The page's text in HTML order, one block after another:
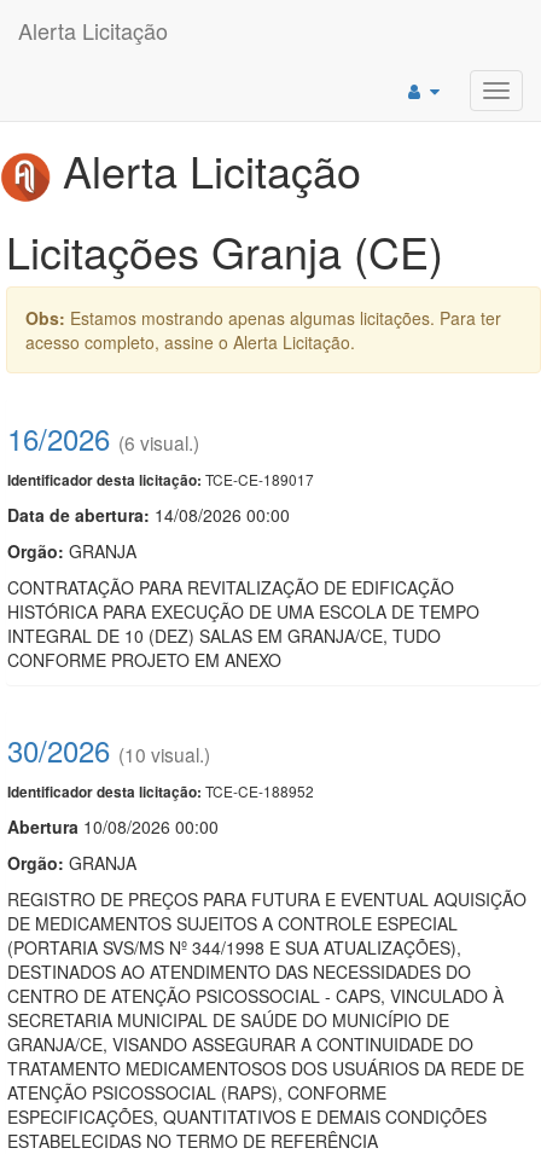
Alerta Licitação
Alerta Licitação
Licitações Granja (CE)
Obs: Estamos mostrando apenas algumas licitações. Para ter
acesso completo, assine o Alerta Licitação.
16/2026 (6 visual.)
Identificador desta licitação: TCE-CE-189017
Data de abertura: 14/08/2026 00:00
Orgão: GRANJA
CONTRATAÇÃO PARA REVITALIZAÇÃO DE EDIFICAÇÃO
HISTÓRICA PARA EXECUÇÃO DE UMA ESCOLA DE TEMPO
INTEGRAL DE 10 (DEZ) SALAS EM GRANJA/CE, TUDO
CONFORME PROJETO EM ANEXO
30/2026 (10 visual.)
Identificador desta licitação: TCE-CE-188952
Abertura 10/08/2026 00:00
Orgão: GRANJA
REGISTRO DE PREÇOS PARA FUTURA E EVENTUAL AQUISIÇÃO
DE MEDICAMENTOS SUJEITOS A CONTROLE ESPECIAL
(PORTARIA SVS/MS Nº 344/1998 E SUA ATUALIZAÇÕES),
DESTINADOS AO ATENDIMENTO DAS NECESSIDADES DO
CENTRO DE ATENÇÃO PSICOSSOCIAL - CAPS, VINCULADO À
SECRETARIA MUNICIPAL DE SAÚDE DO MUNICÍPIO DE
GRANJA/CE, VISANDO ASSEGURAR A CONTINUIDADE DO
TRATAMENTO MEDICAMENTOSOS DOS USUÁRIOS DA REDE DE
ATENÇÃO PSICOSSOCIAL (RAPS), CONFORME
ESPECIFICAÇÕES, QUANTITATIVOS E DEMAIS CONDIÇÕES
ESTABELECIDAS NO TERMO DE REFERÊNCIA